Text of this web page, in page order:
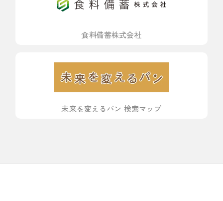
食料備蓄株式会社
未来を変えるパン 検索マップ